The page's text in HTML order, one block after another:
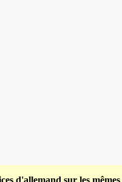
d'allemand sur les mêmes